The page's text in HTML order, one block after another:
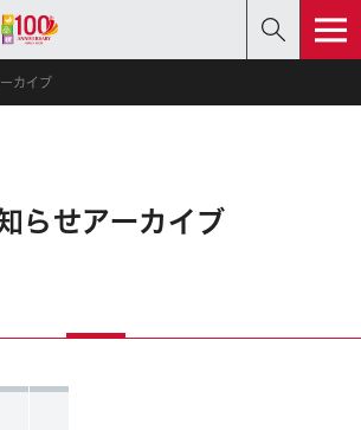
カイブ
らせアーカイブ